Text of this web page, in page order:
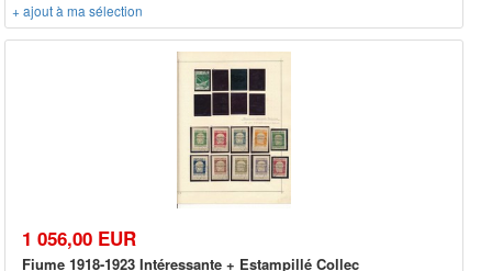
+ ajout à ma sélection
1 056,00 EUR
Fiume 1918-1923 Intéressante + Estampillé Collec